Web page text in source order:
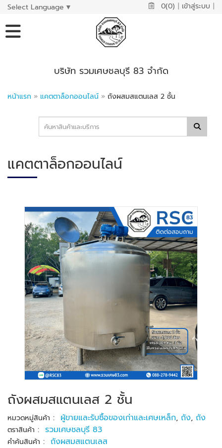
Select Language ▼ 0(0) | เข้าสู่ระบบ |
บริษัท รวมเศษชลบุรี 83 จำกัด
หน้าแรก » แคตตาล็อกออนไลน์ » ถังผสมสแตนเลส 2 ชั้น
แคตตาล็อกออนไลน์
ถังผสมสแตนเลส 2 ชั้น
หมวดหมู่สินค้า : ผู้ขายและรับซื้อของเก่าและเศษเหล็ก, ถัง, ถัง
ตราสินค้า : รวมเศษชลบุรี 83
คำค้นสินค้า : ถังผสมสแตนเลส